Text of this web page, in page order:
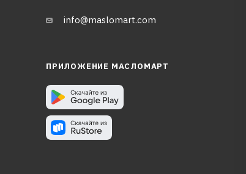
info@maslomart.com
ПРИЛОЖЕНИЕ МАСЛОМАРТ